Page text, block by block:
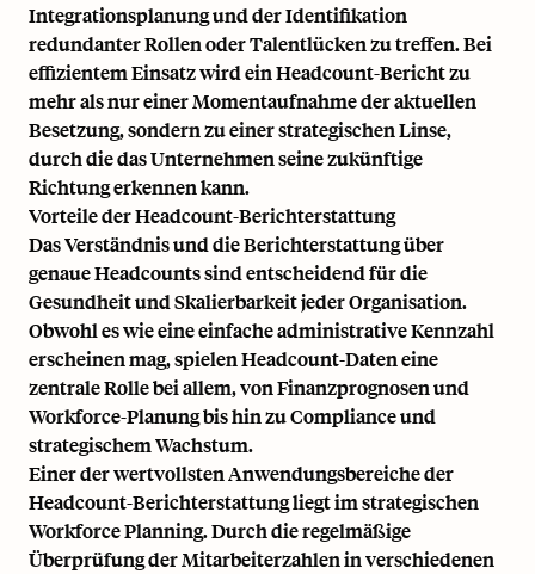
Integrationsplanung und der Identifikation
redundanter Rollen oderTalentlückenzu treffen. Bei
effizientem Einsatz wird ein Headcount-Bericht zu
mehr als nur einer Momentaufnahme der aktuellen
Besetzung, sondern zu einer strategischen Linse,
durch die das Unternehmen seine zukünftige
Richtung erkennen kann.
Vorteile der Headcount-Berichterstattung
Das Verständnis und die Berichterstattung über
genaue Headcounts sind entscheidend für die
Gesundheit und Skalierbarkeit jeder Organisation.
Obwohl es wie eine einfache administrative Kennzahl
erscheinen mag, spielen Headcount-Daten eine
zentrale Rolle bei allem, von Finanzprognosen und
Workforce-Planung bis hin zu Compliance und
strategischem Wachstum.
Einer der wertvollsten Anwendungsbereiche der
Headcount-Berichterstattung liegt imstrategischen
Workforce Planning. Durch die regelmäßige
Überprüfung der Mitarbeiterzahlen in verschiedenen